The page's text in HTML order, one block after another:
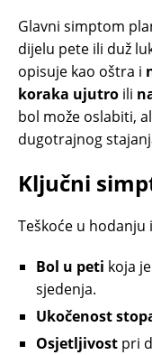
Glavni simptom
dijelu pete ili duž
opisuje kao oštra i
koraka ujutro ili
bol može oslabiti,
dugotrajnog
Ključni
Teškoće u
Bol u peti koja
sjedenja.
Ukočenost
Osjetljivost pri